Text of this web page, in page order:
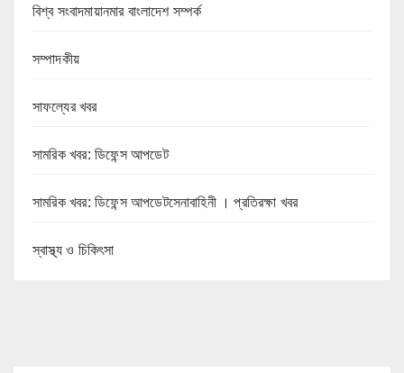
বিশ্ব সংবাদমায়ানমার বাংলাদেশ সম্পর্ক
সম্পাদকীয়
সাফল্যের খবর
সামরিক খবর: ডিফেন্স আপডেট
সামরিক খবর: ডিফেন্স আপডেটসেনাবাহিনী । প্রতিরক্ষা খবর
স্বাস্থ্য ও চিকিৎসা